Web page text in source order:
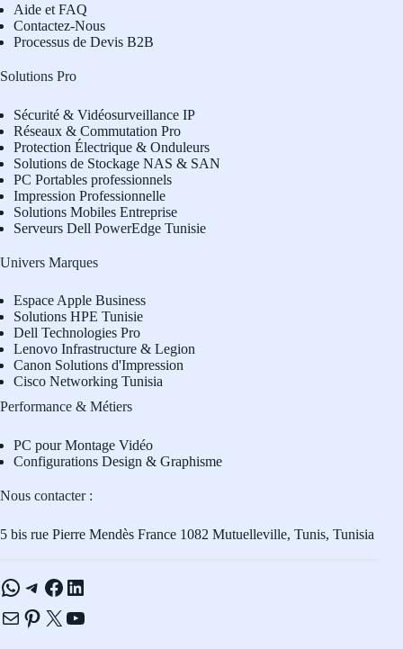
Aide et FAQ
Contactez-Nous
Processus de Devis B2B
Solutions Pro
Sécurité & Vidéosurveillance IP
Réseaux & Commutation Pro
Protection Électrique & Onduleurs
Solutions de Stockage NAS & SAN
PC Portables professionnels
Impression Professionnelle
Solutions Mobiles Entreprise
Serveurs Dell PowerEdge Tunisie
Univers Marques
Espace Apple Business
Solutions HPE Tunisie
Dell Technologies Pro
Lenovo Infrastructure & Legion
Canon Solutions d'Impression
Cisco Networking Tunisia
Performance & Métiers
PC pour Montage Vidéo
Configurations Design & Graphisme
Nous contacter :
5 bis rue Pierre Mendès France 1082 Mutuelleville, Tunis, Tunisia
WhatsApp
Telegram
Facebook
LinkedIn
E-mailPinterest
X YouTube